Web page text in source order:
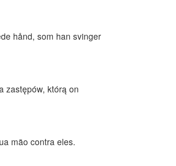
hånd, som han svinger
zastępów, którą on
mão contra eles.